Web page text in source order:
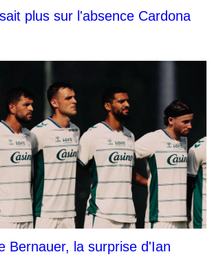
plus sur l'absence Cardona
Bernauer, la surprise d'Ian